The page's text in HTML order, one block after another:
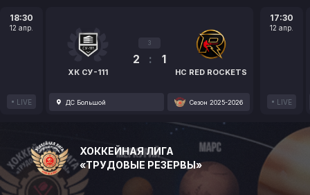
18:30
12 апр.
LIVE
ХК СУ-111
3
2 : 1
HC RED ROCKETS
ДС Большой Сезон 2025-2026
17:30
12 апр.
LIVE
ХОККЕЙНАЯ ЛИГА
«ТРУДОВЫЕ РЕЗЕРВЫ»